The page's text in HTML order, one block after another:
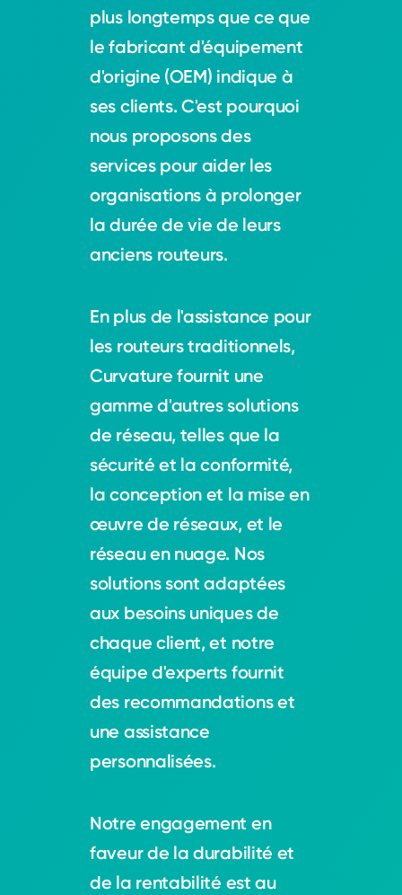
plus longtemps que ce que
le fabricant d'équipement
d'origine (OEM) indique à
ses clients. C'est pourquoi
nous proposons des
services pour aider les
organisations à prolonger
la durée de vie de leurs
anciens routeurs.
En plus de l'assistance pour
les routeurs traditionnels,
Curvature fournit une
gamme d'autres solutions
de réseau, telles que la
sécurité et la conformité,
la conception et la mise en
œuvre de réseaux, et le
réseau en nuage. Nos
solutions sont adaptées
aux besoins uniques de
chaque client, et notre
équipe d'experts fournit
des recommandations et
une assistance
personnalisées.
Notre engagement en
faveur de la durabilité et
de la rentabilité est au